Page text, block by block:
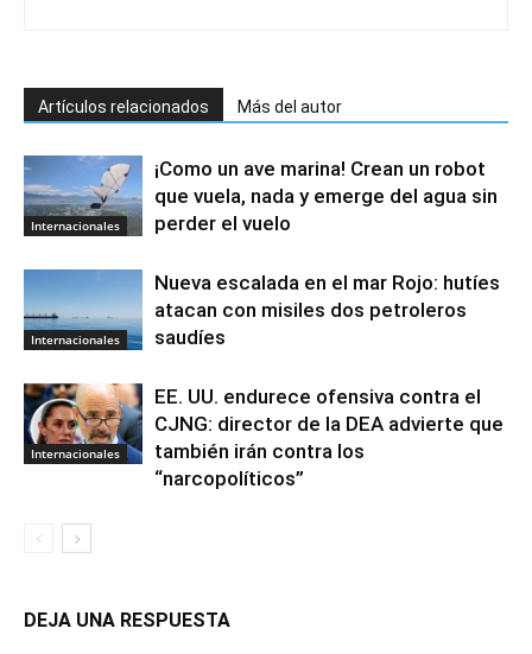
Artículos relacionados Más del autor
Internacionales
¡Como un ave marina! Crean un robot
que vuela, nada y emerge del agua sin
perder el vuelo
Internacionales
Nueva escalada en el mar Rojo: hutíes
atacan con misiles dos petroleros
saudíes
Internacionales
EE. UU. endurece ofensiva contra el
CJNG: director de la DEA advierte que
también irán contra los
“narcopolíticos”
DEJA UNA RESPUESTA